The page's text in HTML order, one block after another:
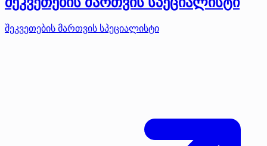
შეკვეთების მართვის სპეციალისტი